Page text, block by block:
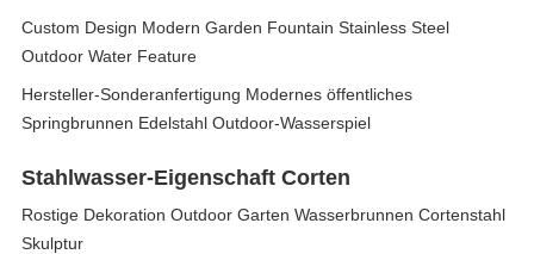
Custom Design Modern Garden Fountain Stainless Steel
Outdoor Water Feature
Hersteller-Sonderanfertigung Modernes öffentliches
Springbrunnen Edelstahl Outdoor-Wasserspiel
Stahlwasser-Eigenschaft Corten
Rostige Dekoration Outdoor Garten Wasserbrunnen Cortenstahl
Skulptur